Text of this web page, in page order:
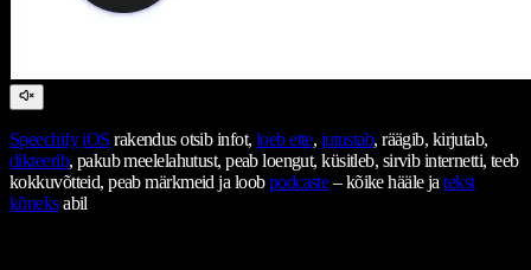
Speechify iOS rakendus otsib infot, loeb ette, jutustab, räägib, kirjutab,
dikteerib, pakub meelelahutust, peab loengut, küsitleb, sirvib internetti, teeb
kokkuvõtteid, peab märkmeid ja loobpodcaste– kõike hääle jatekst
kõneksabil